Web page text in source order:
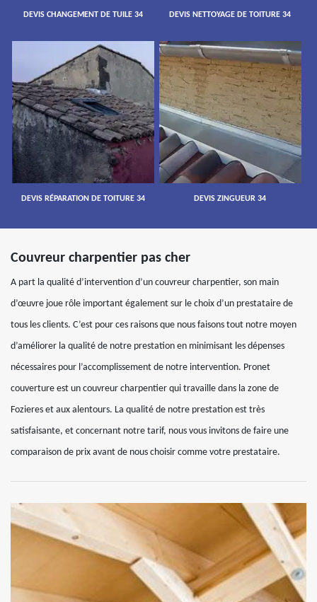
DEVIS CHANGEMENT DE TUILE 34 DEVIS NETTOYAGE DE TOITURE 34
DEVIS RÉPARATION DE TOITURE 34 DEVIS ZINGUEUR 34
Couvreur charpentier pas cher
A part la qualité d’intervention d’un couvreur charpentier, son main
d’œuvre joue rôle important également sur le choix d’un prestataire de
tous les clients. C’est pour ces raisons que nous faisons tout notre moyen
d’améliorer la qualité de notre prestation en minimisant les dépenses
nécessaires pour l’accomplissement de notre intervention. Pronet
couverture est un couvreur charpentier qui travaille dans la zone de
Fozieres et aux alentours. La qualité de notre prestation est très
satisfaisante, et concernant notre tarif, nous vous invitons de faire une
comparaison de prix avant de nous choisir comme votre prestataire.